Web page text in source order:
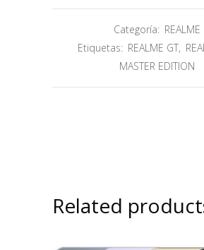
Categoría: REALME
Etiquetas: REALME GT,
MASTER EDITION
Related